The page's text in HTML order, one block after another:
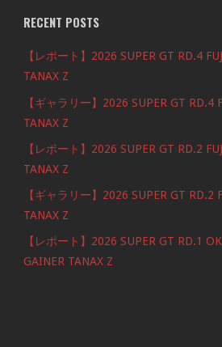
RECENT POSTS
【レポート】2026 SUPER GT RD.4
TANAX Z
【ギャラリー】2026 SUPER GT RD.4
TANAX Z
【レポート】2026 SUPER GT RD.2
TANAX Z
【ギャラリー】2026 SUPER GT RD.2
TANAX Z
【レポート】2026 SUPER GT RD.1
GAINER TANAX Z